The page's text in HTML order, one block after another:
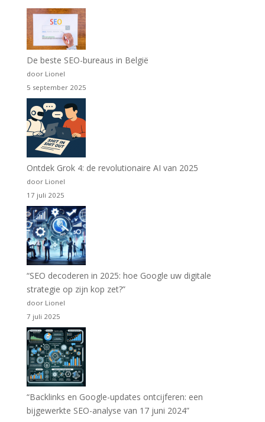
De beste SEO-bureaus in België
door Lionel
5 september 2025
Ontdek Grok 4: de revolutionaire AI van 2025
door Lionel
17 juli 2025
“SEO decoderen in 2025: hoe Google uw digitale
strategie op zijn kop zet?”
door Lionel
7 juli 2025
“Backlinks en Google-updates ontcijferen: een
bijgewerkte SEO-analyse van 17 juni 2024”